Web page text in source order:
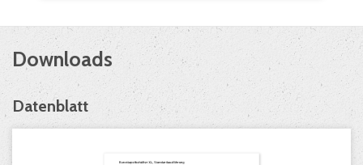
Downloads
Datenblatt